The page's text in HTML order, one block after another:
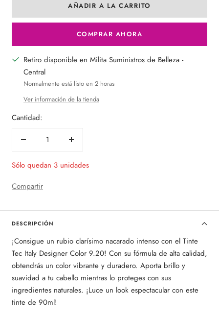
AÑADIR A LA CARRITO
COMPRAR AHORA
Retiro disponible en Milita Suministros de Belleza -
Central
Normalmente está listo en 2 horas
Ver información de la tienda
Cantidad:
Decrecer
Aumentar
Sólo quedan 3 unidades
Compartir
DESCRIPCIÓN
¡Consigue un rubio clarísimo nacarado intenso con el Tinte
Tec Italy Designer Color 9.20! Con su fórmula de alta calidad,
obtendrás un color vibrante y duradero. Aporta brillo y
suavidad a tu cabello mientras lo proteges con sus
ingredientes naturales. ¡Luce un look espectacular con este
tinte de 90ml!